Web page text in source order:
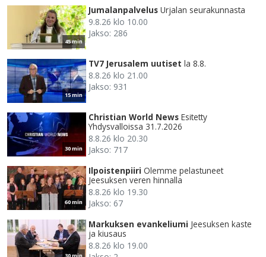
45 min
Jumalanpalvelus Urjalan seurakunnasta
9.8.26 klo 10.00
Jakso: 286
15 min
TV7 Jerusalem uutiset la 8.8.
8.8.26 klo 21.00
Jakso: 931
30 min
Christian World News Esitetty
Yhdysvalloissa 31.7.2026
8.8.26 klo 20.30
Jakso: 717
60 min
Ilpoistenpiiri Olemme pelastuneet
Jeesuksen veren hinnalla
8.8.26 klo 19.30
Jakso: 67
Markuksen evankeliumi Jeesuksen kaste
ja kiusaus
8.8.26 klo 19.00